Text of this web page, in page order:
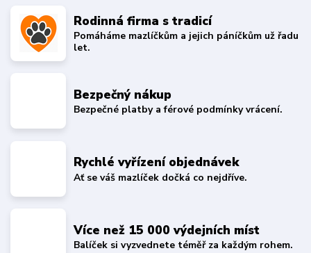
Rodinná firma s tradicí
Pomáháme mazlíčkům a jejich páníčkům už řadu
let.
Bezpečný nákup
Bezpečné platby a férové podmínky vrácení.
Rychlé vyřízení objednávek
Ať se váš mazlíček dočká co nejdříve.
Více než 15 000 výdejních míst
Balíček si vyzvednete téměř za každým rohem.